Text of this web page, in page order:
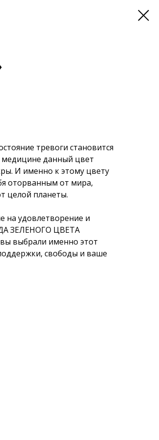
тревоги становится
данный цвет
И именно к этому цвету
оторванным от мира,
целой планеты.
на удовлетворение и
ЗЕЛЕНОГО ЦВЕТА
выбрали именно этот
свободы и ваше